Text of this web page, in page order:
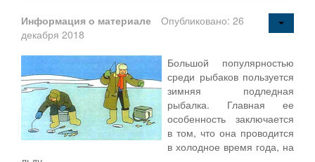
Информация о материале
Опубликовано: 26
декабря 2018
Большой популярностью
среди рыбаков пользуется
зимняя подледная
рыбалка. Главная ее
особенность заключается
в том, что она проводится
в холодное время года, на